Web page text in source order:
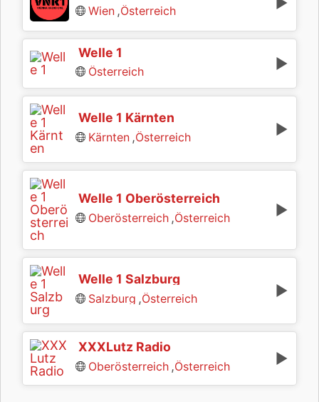
Wien ,Österreich
Welle 1
Österreich
Welle 1 Kärnten
Kärnten ,Österreich
Welle 1 Oberösterreich
Oberösterreich ,Österreich
Welle 1 Salzburg
Salzburg ,Österreich
XXXLutz Radio
Oberösterreich ,Österreich